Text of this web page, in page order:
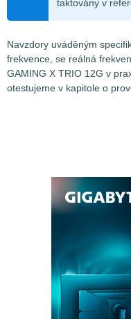
taktovány v
Navzdory uváděným
frekvence, se reálná
GAMING X TRIO 12G v
otestujeme v kapitole o